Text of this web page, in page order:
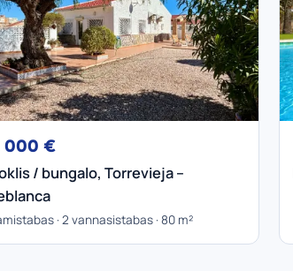
000 €
/ bungalo, Torrevieja –
· 2 vannasistabas · 80 m²